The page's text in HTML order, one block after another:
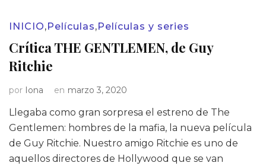
INICIO,Películas,Películas y series
Crítica THE GENTLEMEN, de Guy
Ritchie
por Iona en marzo 3, 2020
Llegaba como gran sorpresa el estreno de The
Gentlemen: hombres de la mafia, la nueva película
de Guy Ritchie. Nuestro amigo Ritchie es uno de
aquellos directores de Hollywood que se van